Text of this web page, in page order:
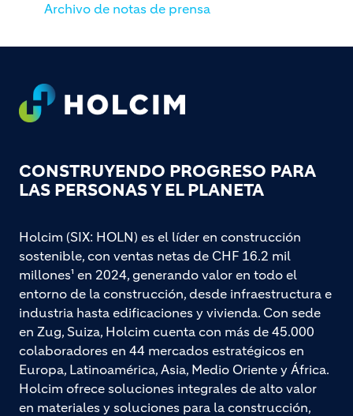
Archivo de notas de prensa
Footer
CONSTRUYENDO PROGRESO PARA
LAS PERSONAS Y EL PLANETA
Holcim (SIX: HOLN) es el líder en construcción
sostenible, con ventas netas de CHF 16.2 mil
millones¹ en 2024, generando valor en todo el
entorno de la construcción, desde infraestructura e
industria hasta edificaciones y vivienda. Con sede
en Zug, Suiza, Holcim cuenta con más de 45.000
colaboradores en 44 mercados estratégicos en
Europa, Latinoamérica, Asia, Medio Oriente y África.
Holcim ofrece soluciones integrales de alto valor
en materiales y soluciones para la construcción,